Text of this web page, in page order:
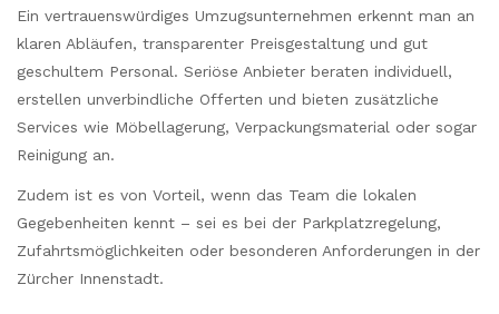
Ein vertrauenswürdiges Umzugsunternehmen erkennt man an
klaren Abläufen, transparenter Preisgestaltung und gut
geschultem Personal. Seriöse Anbieter beraten individuell,
erstellen unverbindliche Offerten und bieten zusätzliche
Services wie Möbellagerung, Verpackungsmaterial oder sogar
Reinigung an.
Zudem ist es von Vorteil, wenn das Team die lokalen
Gegebenheiten kennt – sei es bei der Parkplatzregelung,
Zufahrtsmöglichkeiten oder besonderen Anforderungen in der
Zürcher Innenstadt.